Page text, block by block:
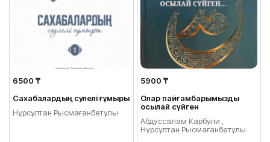
6500 ₸
Сахабалардың сәулелі ғұмыры
Нұрсұлтан Рысмағанбетұлы
5900 ₸
Олар пайғамбарымызды
осылай сүйген
Абдуссалам Карбули ,
Нұрсұлтан Рысмағанбетұлы